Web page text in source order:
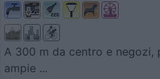
A 300 m da centro e negozi,
ampie ...